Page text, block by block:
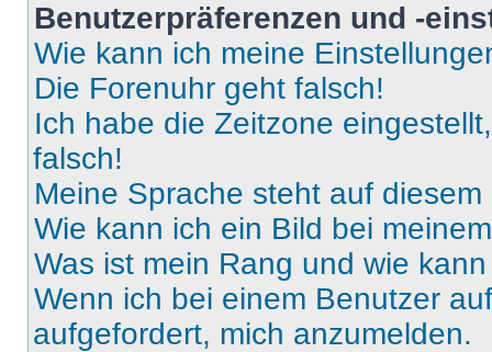
Benutzerpräferenzen und -
Wie kann ich meine
Die Forenuhr geht falsch!
Ich habe die Zeitzone
falsch!
Meine Sprache steht auf
Wie kann ich ein Bild bei
Was ist mein Rang und wie
Wenn ich bei einem Benutzer
aufgefordert, mich anzumelden.